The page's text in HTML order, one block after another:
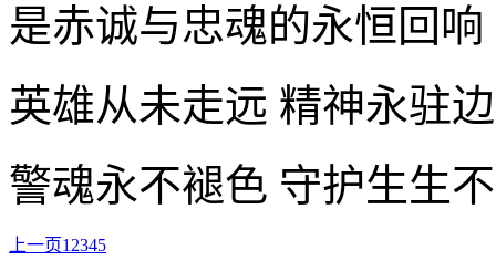
是赤诚与忠魂的永恒回响
英雄从未走远 精神永驻
警魂永不褪色 守护生生
上一页1 2345